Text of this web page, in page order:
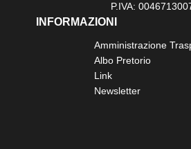
P.IVA:
INFORMAZIONI
Amministrazione
Albo Pretorio
Link
Newsletter